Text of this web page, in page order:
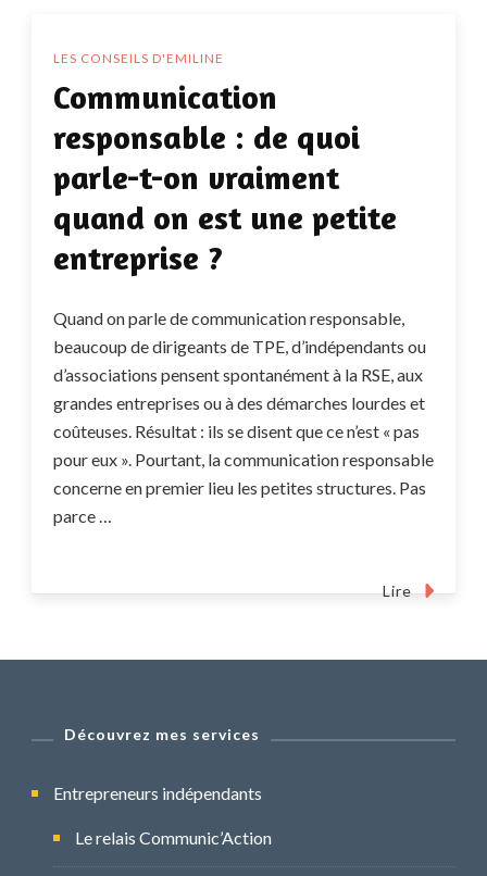
LES CONSEILS D'EMILINE
Communication
responsable : de quoi
parle-t-on vraiment
quand on est une petite
entreprise ?
Quand on parle de communication responsable,
beaucoup de dirigeants de TPE, d’indépendants ou
d’associations pensent spontanément à la RSE, aux
grandes entreprises ou à des démarches lourdes et
coûteuses. Résultat : ils se disent que ce n’est « pas
pour eux ». Pourtant, la communication responsable
concerne en premier lieu les petites structures. Pas
parce …
Lire
Découvrez mes services
Entrepreneurs indépendants
Le relais Communic’Action